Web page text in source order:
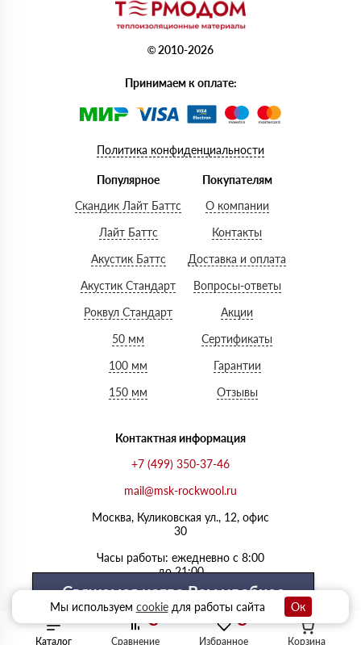
Каталог Избранное
Сравнение Корзина
© 2010-2026
Принимаем к оплате:
Политика конфиденциальности
Популярное
Скандик Лайт Баттс
Лайт Баттс
Акустик Баттс
Акустик Стандарт
Роквул Стандарт
50 мм
100 мм
150 мм
Покупателям
О компании
Контакты
Доставка и оплата
Вопросы-ответы
Акции
Сертификаты
Гарантии
Отзывы
Контактная информация
+7 (499) 350-37-46
mail@msk-rockwool.ru
Москва, Куликовская ул., 12, офис
30
Часы работы: ежедневно с 8:00
до 21:00
Свяжемся когда Вам удобнее
Выберите удобный день
Мы используем cookieдля работы сайта Ок